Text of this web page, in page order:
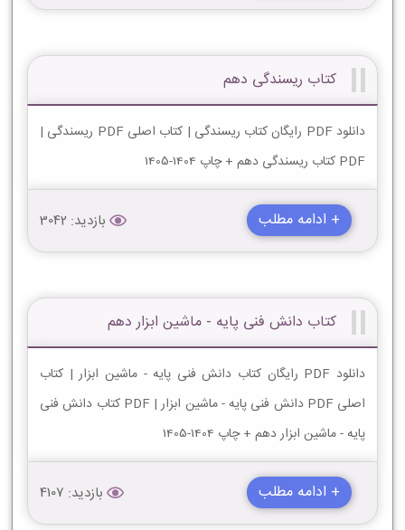
کتاب ریسندگی دهم
دانلود PDF رایگان کتاب ریسندگی | کتاب اصلی PDF ریسندگی |
PDF کتاب ریسندگی دهم + چاپ 1404-1405
+ ادامه مطلب بازدید: 3042
کتاب دانش فنی پایه - ماشین ابزار دهم
دانلود PDF رایگان کتاب دانش فنی پایه - ماشین ابزار | کتاب
اصلی PDF دانش فنی پایه - ماشین ابزار | PDF کتاب دانش فنی
پایه - ماشین ابزار دهم + چاپ 1404-1405
+ ادامه مطلب بازدید: 4107